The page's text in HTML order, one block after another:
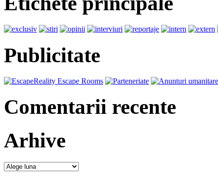
Publicitate
Comentarii recente
Arhive